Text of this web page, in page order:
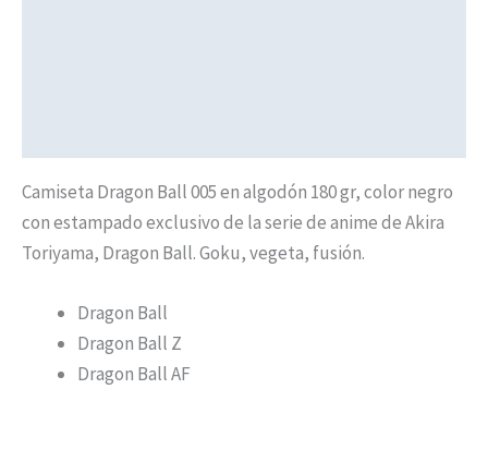
Camiseta Dragon Ball 005 en algodón 180 gr, color negro
con estampado exclusivo de la serie de anime de Akira
Toriyama, Dragon Ball. Goku, vegeta, fusión.
Dragon Ball
Dragon Ball Z
Dragon Ball AF